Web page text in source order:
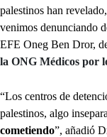
palestinos han
venimos denunciando
EFE Oneg Ben Dror,
la ONG Médicos por
“Los centros de
palestinos, algo
cometiendo”, añadió